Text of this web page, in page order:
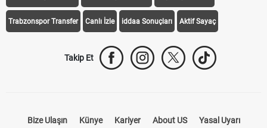
Trabzonspor Transfer Canlı İzle iddaa Sonuçları Aktif Sayaç
Takip Et
Bize Ulaşın Künye Kariyer About US Yasal Uyarı